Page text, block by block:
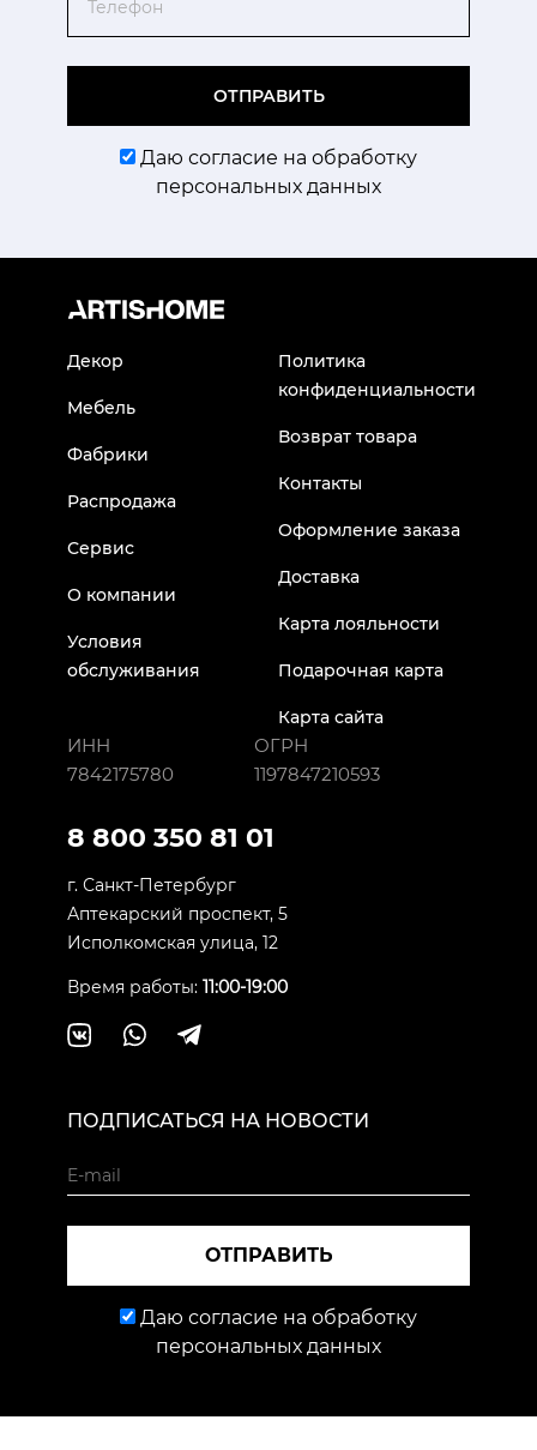
ОТПРАВИТЬ
Даю согласие на обработку
персональных данных
Декор
Мебель
Фабрики
Распродажа
Сервис
О компании
Условия
обслуживания
Политика
конфиденциальности
Возврат товара
Контакты
Оформление заказа
Доставка
Карта лояльности
Подарочная карта
Карта сайта
ИНН
7842175780
ОГРН
1197847210593
8 800 350 81 01
г. Санкт-Петербург
Аптекарский проспект, 5
Исполкомская улица, 12
Время работы: 11:00-19:00
ПОДПИСАТЬСЯ НА НОВОСТИ
ОТПРАВИТЬ
Даю согласие на обработку
персональных данных